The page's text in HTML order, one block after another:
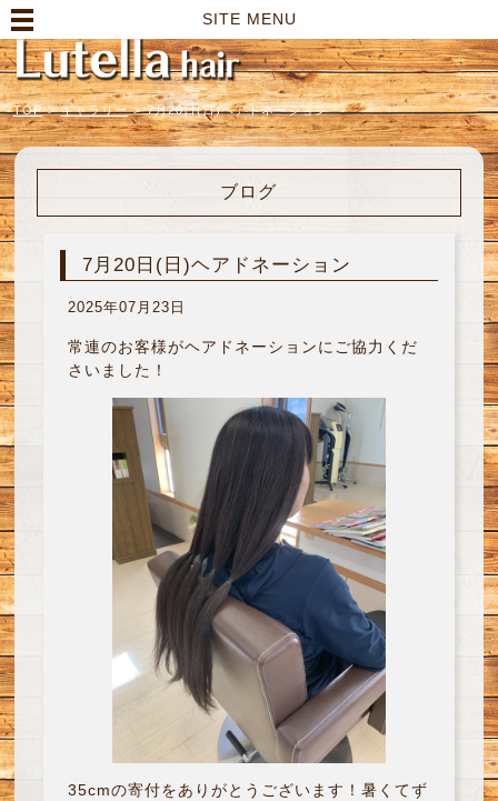
SITE MENU
TOP > ギャラリー > 7月20日(日)ヘアドネーション
ブログ
7月20日(日)ヘアドネーション
2025年07月23日
常連のお客様がヘアドネーションにご協力くだ
さいました！
35cmの寄付をありがとうございます！暑くてず